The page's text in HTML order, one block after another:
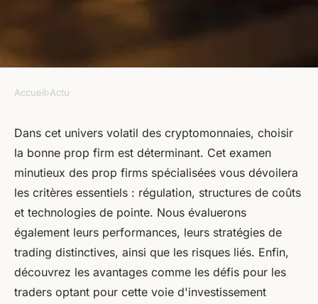
Analyse détaillée des prop
firms spécialisées dans la
cryptomonnaie
armand•13 avril 2024 •5 min de lecture
Accueil›Actu
Dans cet univers volatil des cryptomonnaies, choisir
la bonne prop firm est déterminant. Cet examen
minutieux des prop firms spécialisées vous dévoilera
les critères essentiels : régulation, structures de coûts
et technologies de pointe. Nous évaluerons
également leurs performances, leurs stratégies de
trading distinctives, ainsi que les risques liés. Enfin,
découvrez les avantages comme les défis pour les
traders optant pour cette voie d'investissement